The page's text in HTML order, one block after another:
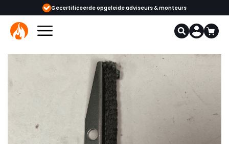
opgeleide adviseurs & monteurs 1000+ kachels en haarden in